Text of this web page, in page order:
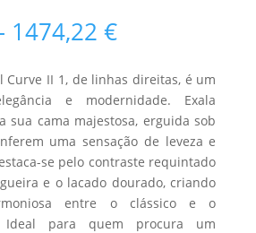
1474,22 €Price
range:
109,24 €
through
1474,22 €
Curve II 1, de linhas direitas, é um
e modernidade. Exala
sua cama majestosa, erguida sob
uma sensação de leveza e
se pelo contraste requintado
e o lacado dourado, criando
entre o clássico e o
Ideal para quem procura um